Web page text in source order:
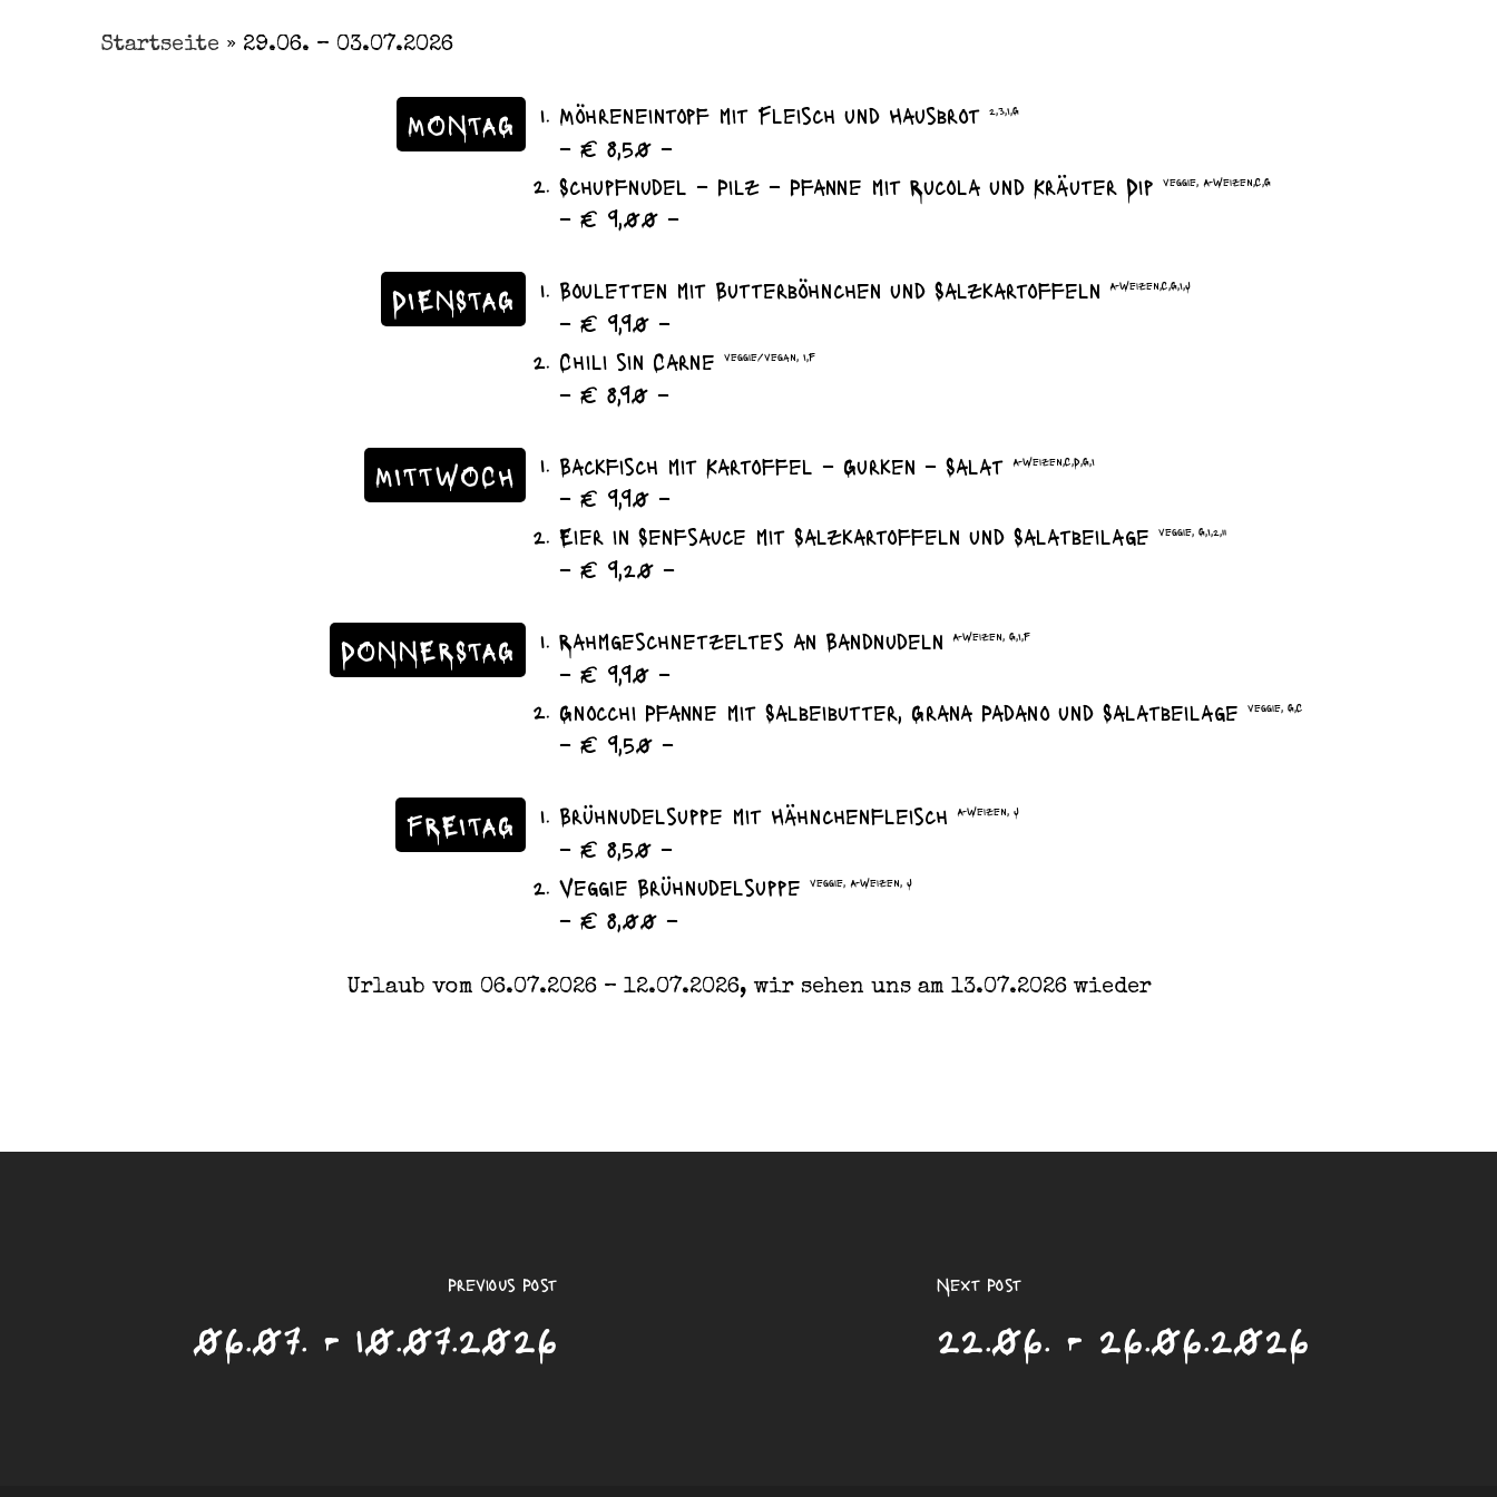
Startseite » 29.06. – 03.07.2026
MONTAG Möhreneintopf mit Fleisch und Hausbrot 2,3,I,G
– € 8,50 –
Schupfnudel – Pilz – Pfanne mit Rucola und Kräuter Dip
veggie, A-Weizen,C,G
– € 9,00 –
DIENSTAG Bouletten mit Butterböhnchen und Salzkartoffeln A-Weizen,C,G,I,J
– € 9,90 –
Chili sin Carne
veggie/vegan, I,F
– € 8,90 –
MITTWOCH Backfisch mit Kartoffel – Gurken – Salat A-Weizen,C,D,G,I
– € 9,90 –
Eier in Senfsauce mit Salzkartoffeln und Salatbeilage
veggie, G,I,2,11
– € 9,20 –
DONNERSTAG Rahmgeschnetzeltes an Bandnudeln A-Weizen, G,I,F
– € 9,90 –
Gnocchi Pfanne mit Salbeibutter, Grana Padano und Salatbeilage
veggie, G,C
– € 9,50 –
FREITAG Brühnudelsuppe mit Hähnchenfleisch A-Weizen, J
– € 8,50 –
Veggie Brühnudelsuppe
veggie, A-Weizen, J
– € 8,00 –
Urlaub vom 06.07.2026 – 12.07.2026, wir sehen uns am 13.07.2026 wieder
Previous Post
06.07. - 10.07.2026
Next Post
22.06. - 26.06.2026